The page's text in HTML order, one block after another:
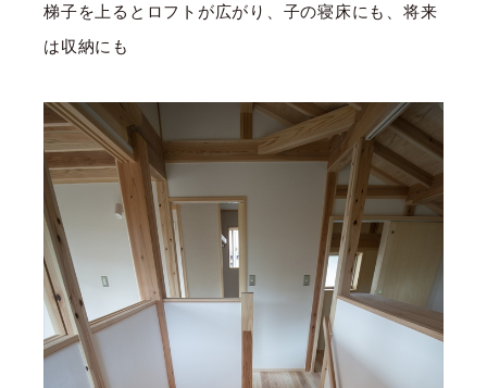
梯子を上るとロフトが広がり、子の寝床にも、将来
は収納にも